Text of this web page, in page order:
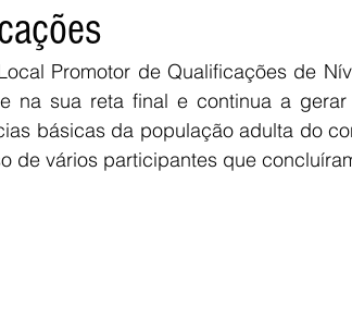
Promotor de Qualificações de
na sua reta final e continua a
básicas da população adulta do
de vários participantes que